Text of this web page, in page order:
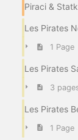
Piraci &
Les Pirates
1 Page
Les Pirates
3
Les Pirates
1 Page